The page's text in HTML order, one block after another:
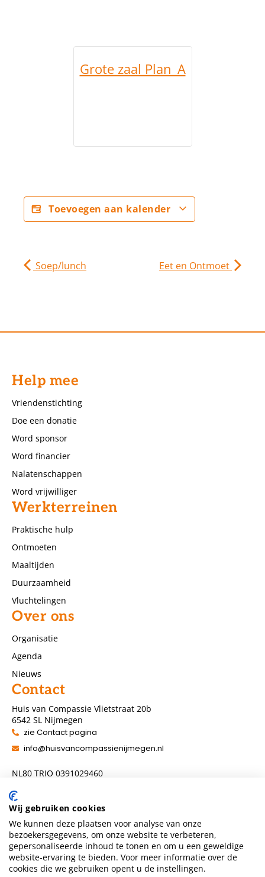
Grote zaal Plan_A
Toevoegen aan kalender
Soep/lunch Eet en Ontmoet
Help mee
Vriendenstichting
Doe een donatie
Word sponsor
Word financier
Nalatenschappen
Word vrijwilliger
Werkterreinen
Praktische hulp
Ontmoeten
Maaltijden
Duurzaamheid
Vluchtelingen
Over ons
Organisatie
Agenda
Nieuws
Contact
Huis van Compassie Vlietstraat 20b
6542 SL Nijmegen
zie Contact pagina
info@huisvancompassienijmegen.nl
NL80 TRIO 0391029460
Volg ons
Wij gebruiken cookies
We kunnen deze plaatsen voor analyse van onze
bezoekersgegevens, om onze website te verbeteren,
gepersonaliseerde inhoud te tonen en om u een geweldige
website-ervaring te bieden. Voor meer informatie over de
cookies die we gebruiken opent u de instellingen.